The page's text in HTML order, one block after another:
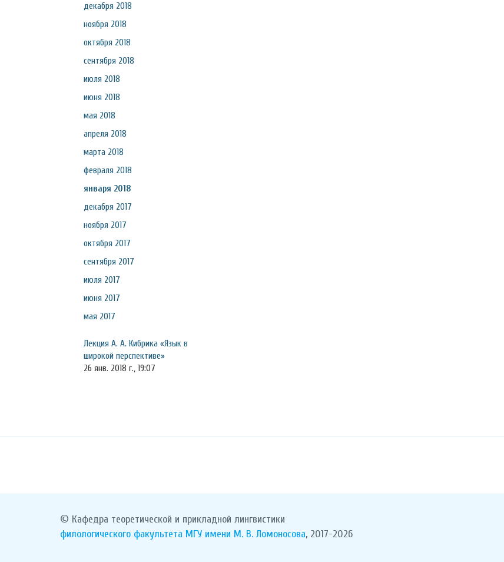
декабря 2018
ноября 2018
октября 2018
сентября 2018
июля 2018
июня 2018
мая 2018
апреля 2018
марта 2018
февраля 2018
января 2018
декабря 2017
ноября 2017
октября 2017
сентября 2017
июля 2017
июня 2017
мая 2017
Лекция А. А. Кибрика «Язык в
широкой перспективе»
26 янв. 2018 г., 19:07
© Кафедра теоретической и прикладной лингвистики
филологического факультета МГУ имени М. В. Ломоносова, 2017-2026